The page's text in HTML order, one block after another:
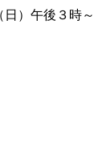
日）午後３時～